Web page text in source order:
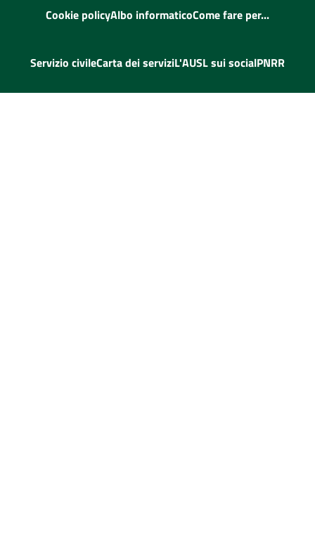
Cookie policyAlbo informaticoCome fare per...
Servizio civileCarta dei serviziL'AUSL sui socialPNRR